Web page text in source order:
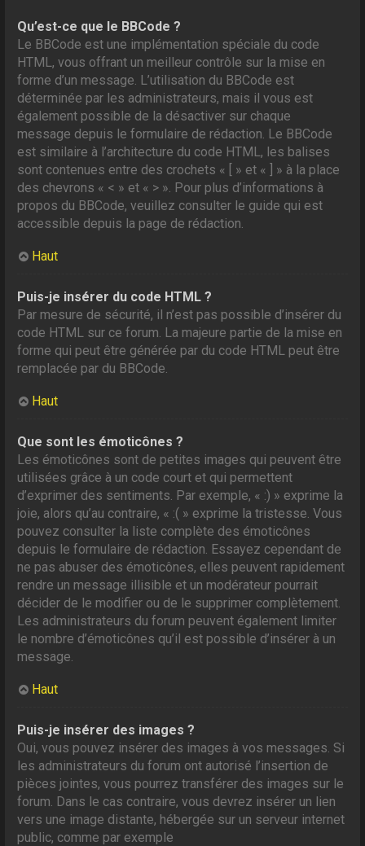
Qu’est-ce que le BBCode ?
Le BBCode est une implémentation spéciale du code
HTML, vous offrant un meilleur contrôle sur la mise en
forme d’un message. L’utilisation du BBCode est
déterminée par les administrateurs, mais il vous est
également possible de la désactiver sur chaque
message depuis le formulaire de rédaction. Le BBCode
est similaire à l’architecture du code HTML, les balises
sont contenues entre des crochets « [ » et « ] » à la place
des chevrons « < » et « > ». Pour plus d’informations à
propos du BBCode, veuillez consulter le guide qui est
accessible depuis la page de rédaction.
Haut
Puis-je insérer du code HTML ?
Par mesure de sécurité, il n’est pas possible d’insérer du
code HTML sur ce forum. La majeure partie de la mise en
forme qui peut être générée par du code HTML peut être
remplacée par du BBCode.
Haut
Que sont les émoticônes ?
Les émoticônes sont de petites images qui peuvent être
utilisées grâce à un code court et qui permettent
d’exprimer des sentiments. Par exemple, « :) » exprime la
joie, alors qu’au contraire, « :( » exprime la tristesse. Vous
pouvez consulter la liste complète des émoticônes
depuis le formulaire de rédaction. Essayez cependant de
ne pas abuser des émoticônes, elles peuvent rapidement
rendre un message illisible et un modérateur pourrait
décider de le modifier ou de le supprimer complètement.
Les administrateurs du forum peuvent également limiter
le nombre d’émoticônes qu’il est possible d’insérer à un
message.
Haut
Puis-je insérer des images ?
Oui, vous pouvez insérer des images à vos messages. Si
les administrateurs du forum ont autorisé l’insertion de
pièces jointes, vous pourrez transférer des images sur le
forum. Dans le cas contraire, vous devrez insérer un lien
vers une image distante, hébergée sur un serveur internet
public, comme par exemple